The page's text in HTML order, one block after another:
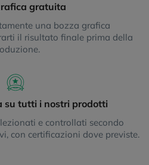
gratuita
una bozza grafica
il risultato finale prima della
su tutti i nostri prodotti
e controllati secondo
con certificazioni dove previste.